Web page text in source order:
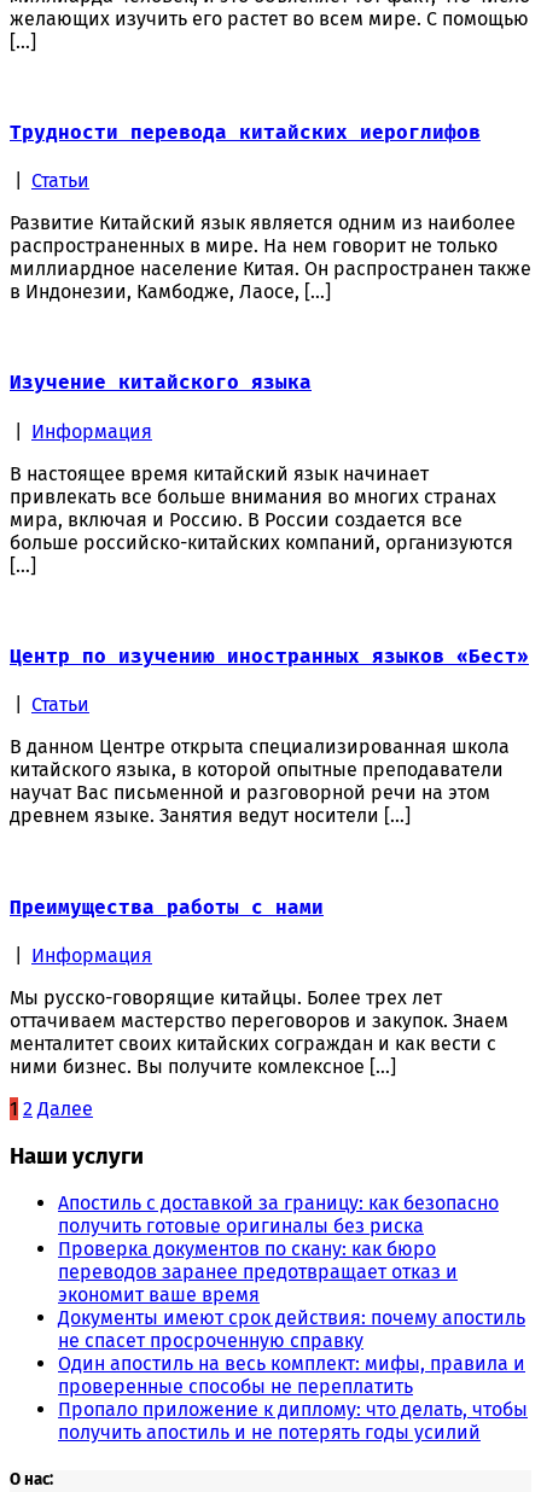
желающих изучить его растет во всем мире. С помощью
[…]
Трудности перевода китайских иероглифов
Статьи
Развитие Китайский язык является одним из наиболее
распространенных в мире. На нем говорит не только
миллиардное население Китая. Он распространен также
в Индонезии, Камбодже, Лаосе, […]
Изучение китайского языка
Информация
В настоящее время китайский язык начинает
привлекать все больше внимания во многих странах
мира, включая и Россию. В России создается все
больше российско-китайских компаний, организуются
[…]
Центр по изучению иностранных языков «Бест»
Статьи
В данном Центре открыта специализированная школа
китайского языка, в которой опытные преподаватели
научат Вас письменной и разговорной речи на этом
древнем языке. Занятия ведут носители […]
Преимущества работы с нами
Информация
Мы русско-говорящие китайцы. Более трех лет
оттачиваем мастерство переговоров и закупок. Знаем
менталитет своих китайских сограждан и как вести с
ними бизнес. Вы получите комлексное […]
Навигация
по
записям
1 2 Далее
Наши услуги
Апостиль с доставкой за границу: как безопасно
получить готовые оригиналы без риска
Проверка документов по скану: как бюро
переводов заранее предотвращает отказ и
экономит ваше время
Документы имеют срок действия: почему апостиль
не спасет просроченную справку
Один апостиль на весь комплект: мифы, правила и
проверенные способы не переплатить
Пропало приложение к диплому: что делать, чтобы
получить апостиль и не потерять годы усилий
О нас: